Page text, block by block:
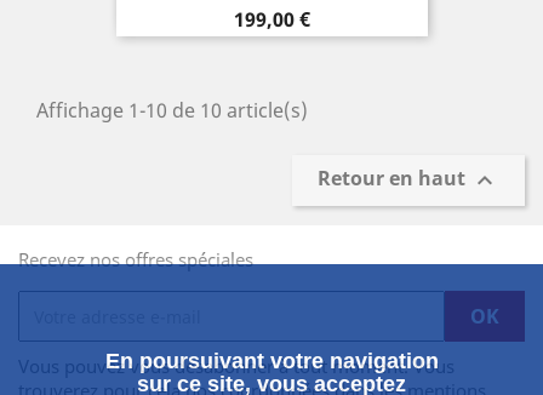
Prix
199,00 €
Affichage 1-10 de 10 article(s)
Retour en haut 
Recevez nos offres spéciales
Vous pouvez vous désabonner à tout moment. Vous
trouverez pour cela nos coordonnées dans les mentions
En poursuivant votre navigation
sur ce site, vous acceptez